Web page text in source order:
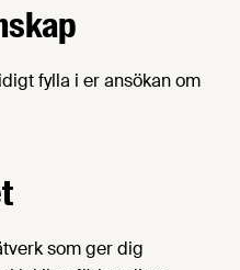
fylla i er ansökan om
som ger dig